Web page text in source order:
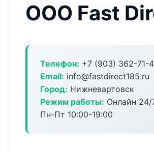
ООО Fast
Телефон: +7 (903) 362-71-
Email: info@fastdirect185.ru
Город: Нижневартовск
Режим работы: Онлайн 24/
Пн-Пт 10:00-19:00